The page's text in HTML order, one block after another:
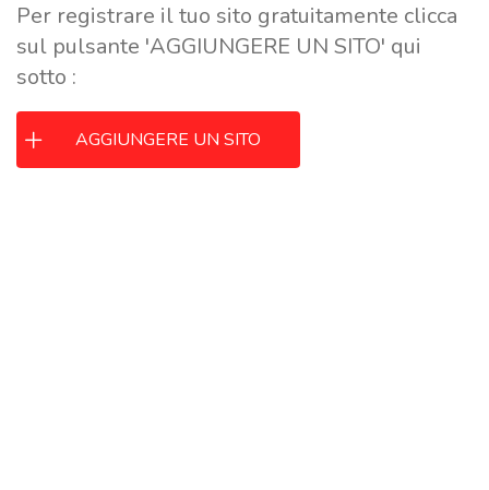
Per registrare il tuo sito gratuitamente clicca
sul pulsante 'AGGIUNGERE UN SITO' qui
sotto :
AGGIUNGERE UN SITO